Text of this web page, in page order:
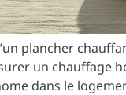
plancher
un chauffage
dans le